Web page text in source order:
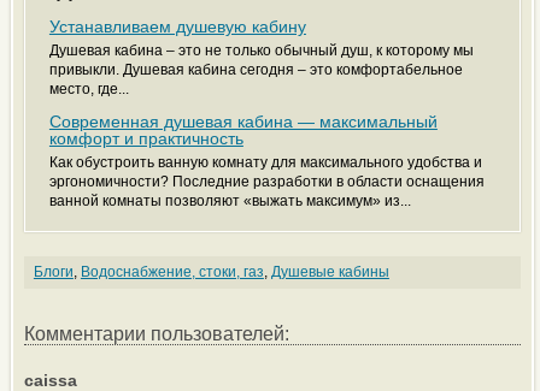
Устанавливаем душевую кабину
Душевая кабина – это не только обычный душ, к которому мы
привыкли. Душевая кабина сегодня – это комфортабельное
место, где...
Современная душевая кабина — максимальный
комфорт и практичность
Как обустроить ванную комнату для максимального удобства и
эргономичности? Последние разработки в области оснащения
ванной комнаты позволяют «выжать максимум» из...
Блоги, Водоснабжение, стоки, газ, Душевые кабины
Комментарии пользователей:
caissa